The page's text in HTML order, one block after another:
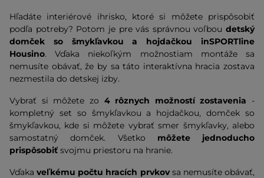
Hľadáte interiérové ihrisko, ktoré si môžete prispôsobiť
podľa potreby? Potom je pre vás správnou voľbou detský
domček so šmykľavkou a hojdačkou inSPORTline
Housino. Vďaka niekoľkým možnostiam montáže sa
nemusíte obávať, že by sa táto interaktívna hracia zostava
nezmestila do detskej izby.
Vybrať si môžete zo 4 rôznych možností zostavenia -
kompletný set so šmykľavkou a hojdačkou, domček so
šmykľavkou, kde si môžete vybrať smer šmykľavky, alebo
samostatný domček. Všetko môžete jednoducho
prispôsobiť svojmu priestoru na hranie.
Vďakaveľkému počtu hracích prvkovsa nemusíte obávať,